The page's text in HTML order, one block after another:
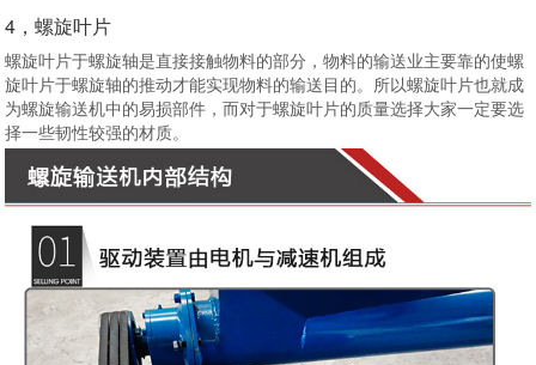
4，螺旋叶片
螺旋叶片于螺旋轴是直接接触物料的部分，物料的输送业主要靠的使螺
旋叶片于螺旋轴的推动才能实现物料的输送目的。所以螺旋叶片也就成
为螺旋输送机中的易损部件，而对于螺旋叶片的质量选择大家一定要选
择一些韧性较强的材质。